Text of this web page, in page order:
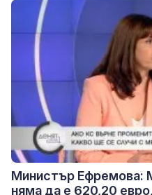
Министър Ефремова:
няма да е 620,20